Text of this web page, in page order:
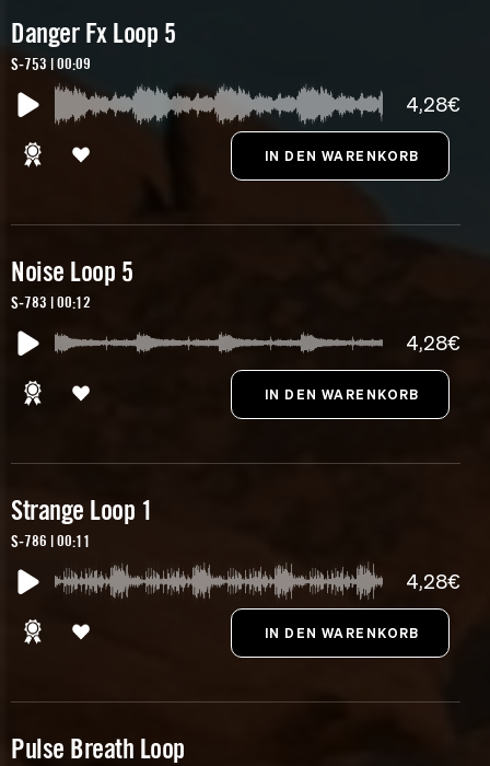
Danger Fx Loop 5
S-753 | 00:09
4,28€
Noise Loop 5
S-783 | 00:12
4,28€
Strange Loop 1
S-786 | 00:11
4,28€
Pulse Breath Loop